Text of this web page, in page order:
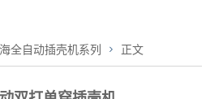
全自动插壳机系列 正文